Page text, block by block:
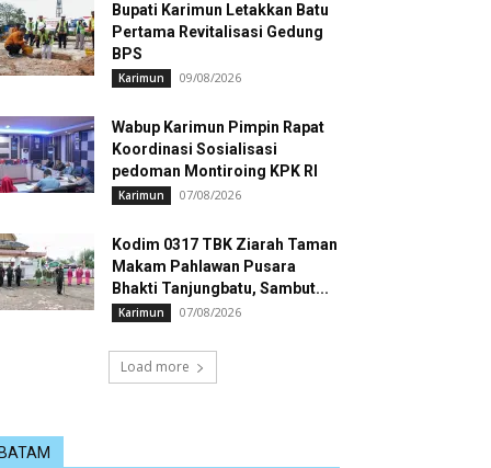
Bupati Karimun Letakkan Batu
Pertama Revitalisasi Gedung
BPS
Karimun 09/08/2026
Wabup Karimun Pimpin Rapat
Koordinasi Sosialisasi
pedoman Montiroing KPK RI
Karimun 07/08/2026
Kodim 0317 TBK Ziarah Taman
Makam Pahlawan Pusara
Bhakti Tanjungbatu, Sambut...
Karimun 07/08/2026
Load more